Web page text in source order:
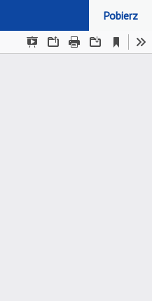
Pobierz